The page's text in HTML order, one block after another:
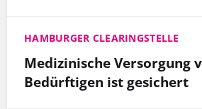
HAMBURGER CLEARINGSTELLE
Medizinische Versorgung
Bedürftigen ist gesichert